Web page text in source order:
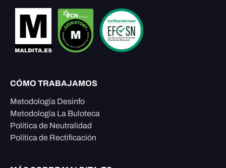
CÓMO TRABAJAMOS
Metodología Desinfo
Metodología La Buloteca
Política de Neutralidad
Política de Rectificación